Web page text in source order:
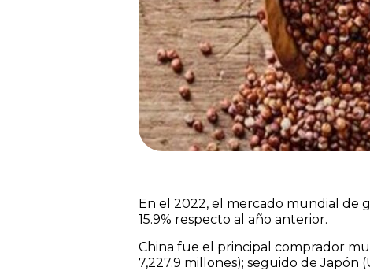
En el 2022, el mercado mundial de
15.9% respecto al año anterior.
China fue el principal comprador
7,227.9 millones); seguido de Japón